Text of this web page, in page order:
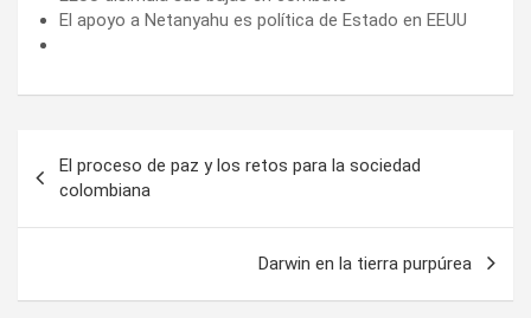
El apoyo a Netanyahu es política de Estado en EEUU
de
entradas
El proceso de paz y los retos para la sociedad
colombiana
Darwin en la tierra purpúrea